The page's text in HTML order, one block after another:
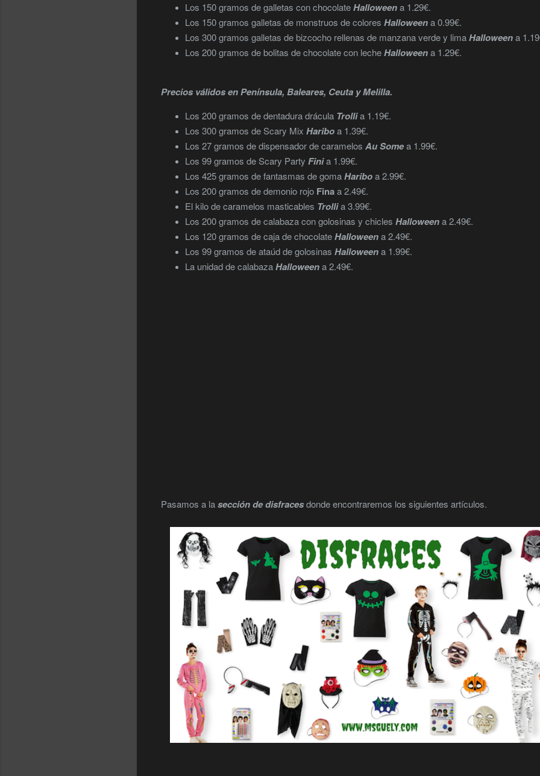
Los 150 gramos de galletas con chocolateHalloweena 1.29€.
Los 150 gramos galletas de monstruos de colores Halloweena 0.99€.
Los 300 gramos galletas de bizcocho rellenas de manzana verde y limaHalloweena
Los 200 gramos de bolitas de chocolate con lecheHalloweena 1.29€.
Precios válidos en Península, Baleares, Ceuta y Melilla.
Los 200 gramos de dentadura drácula Trollia 1.19€.
Los 300 gramos de Scary Mix Hariboa 1.39€.
Los 27 gramos de dispensador de caramelos Au Somea 1.99€.
Los 99 gramos de Scary Party Finia 1.99€.
Los 425 gramos de fantasmas de gomaHariboa 2.99€.
Los 200 gramos de demonio rojo Finaa 2.49€.
El kilo de caramelos masticables Trollia 3.99€.
Los 200 gramos de calabaza con golosinas y chicles Halloweena 2.49€.
Los 120 gramos de caja de chocolateHalloweena 2.49€.
Los 99 gramos de ataúd de golosinas Halloweena 1.99€.
La unidad de calabazaHalloweena 2.49€.
Pasamos a lasección de disfracesdonde encontraremos los siguientes artículos.